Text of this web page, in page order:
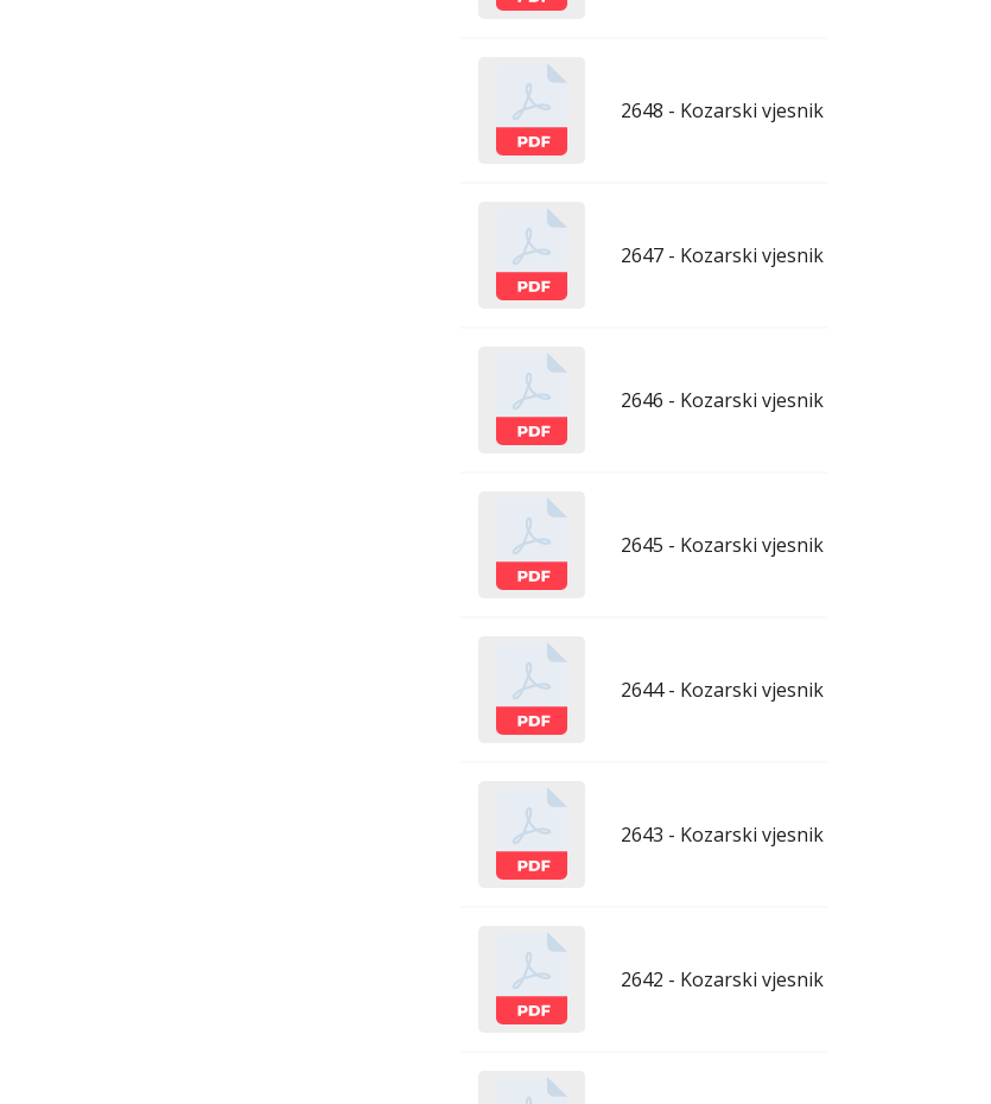
2648 - Kozarski vjesnik - 3.7.2026.
2647 - Kozarski vjesnik - 26.6.2026.
2646 - Kozarski vjesnik - 19.6.2026.
2645 - Kozarski vjesnik - 12.6.2026.
2644 - Kozarski vjesnik - 5.6.2026.
2643 - Kozarski vjesnik - 29.5.2026.
2642 - Kozarski vjesnik - 22.5.2026.